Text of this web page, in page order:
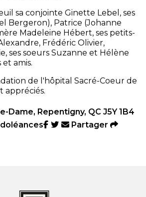
sa conjointe Ginette Lebel, ses
Bergeron), Patrice (Johanne
Madeleine Hébert, ses petits-
Frédéric Olivier,
ses soeurs Suzanne et Hélène
amis.
de l'hôpital Sacré-Coeur de
appréciés.
Dame, Repentigny, QC J5Y 1B4
Partager